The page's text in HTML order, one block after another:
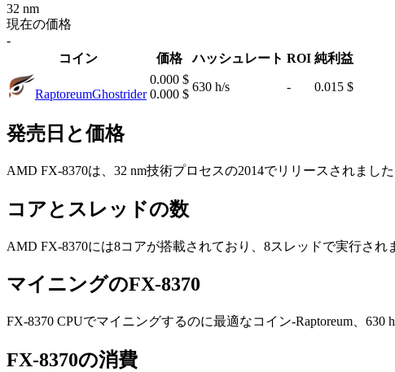
32 nm
現在の価格
-
コイン
価格 ハッシュレート ROI 純利益
RaptoreumGhostrider
0.000 $
0.000 $
630 h/s - 0.015 $
発売日と価格
AMD FX-8370は、32 nm技術プロセスの2014でリリースされました
コアとスレッドの数
AMD FX-8370には8コアが搭載されており、8スレッドで実行され
マイニングのFX-8370
FX-8370 CPUでマイニングするのに最適なコイン-Raptoreum、
FX-8370の消費